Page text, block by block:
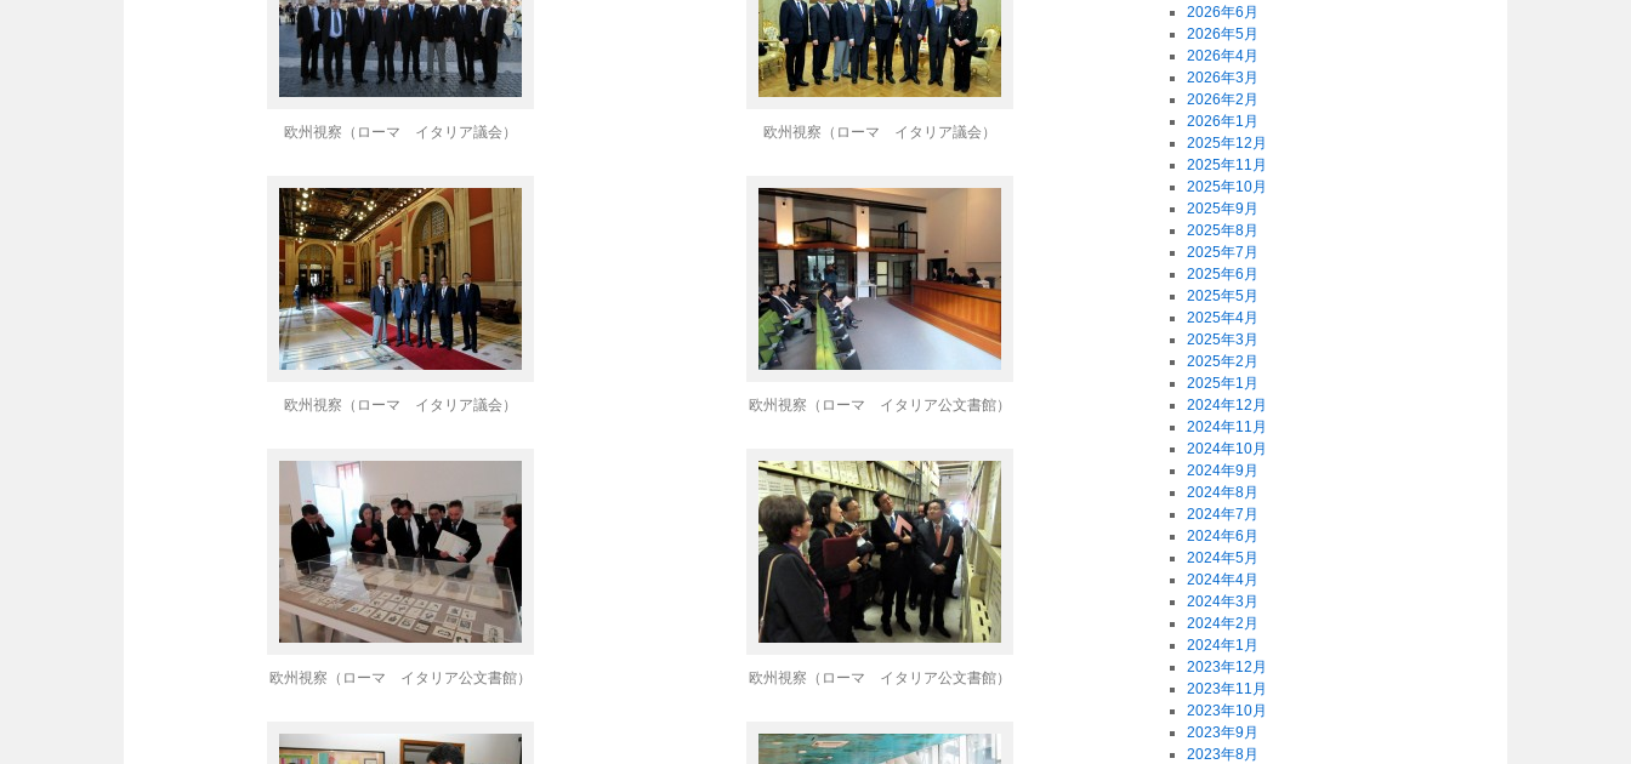
欧州視察（ローマ イタリア議会） 欧州視察（ローマ イタリア議会）
欧州視察（ローマ イタリア議会） 欧州視察（ローマ イタリア公文書館）
欧州視察（ローマ イタリア公文書館） 欧州視察（ローマ イタリア公文書館）
2026年6月
2026年5月
2026年4月
2026年3月
2026年2月
2026年1月
2025年12月
2025年11月
2025年10月
2025年9月
2025年8月
2025年7月
2025年6月
2025年5月
2025年4月
2025年3月
2025年2月
2025年1月
2024年12月
2024年11月
2024年10月
2024年9月
2024年8月
2024年7月
2024年6月
2024年5月
2024年4月
2024年3月
2024年2月
2024年1月
2023年12月
2023年11月
2023年10月
2023年9月
2023年8月